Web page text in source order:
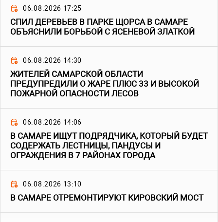
06.08.2026 17:25
СПИЛ ДЕРЕВЬЕВ В ПАРКЕ ЩОРСА В САМАРЕ
ОБЪЯСНИЛИ БОРЬБОЙ С ЯСЕНЕВОЙ ЗЛАТКОЙ
06.08.2026 14:30
ЖИТЕЛЕЙ САМАРСКОЙ ОБЛАСТИ
ПРЕДУПРЕДИЛИ О ЖАРЕ ПЛЮС 33 И ВЫСОКОЙ
ПОЖАРНОЙ ОПАСНОСТИ ЛЕСОВ
06.08.2026 14:06
В САМАРЕ ИЩУТ ПОДРЯДЧИКА, КОТОРЫЙ БУДЕТ
СОДЕРЖАТЬ ЛЕСТНИЦЫ, ПАНДУСЫ И
ОГРАЖДЕНИЯ В 7 РАЙОНАХ ГОРОДА
06.08.2026 13:10
В САМАРЕ ОТРЕМОНТИРУЮТ КИРОВСКИЙ МОСТ